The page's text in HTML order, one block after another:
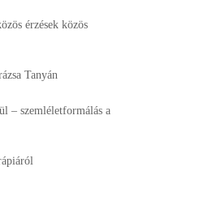
érzések közös
Tanyán
– szemléletformálás a